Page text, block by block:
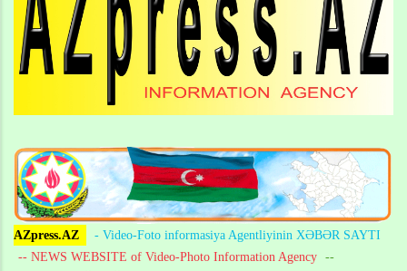
AZpress.AZ
- Video-Foto informasiya Agentliyinin XƏBƏR SAYTI
-- NEWS WEBSITE of Video-Photo Information Agency --